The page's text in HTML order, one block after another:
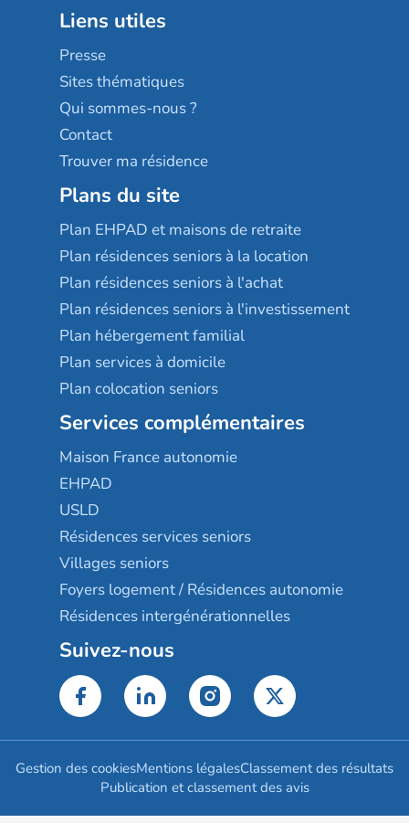
Les villages d'or
Sérénys
Résidences services Villa Médicis
Liens utiles
Presse
Sites thématiques
Qui sommes-nous ?
Contact
Trouver ma résidence
Plans du site
Plan EHPAD et maisons de retraite
Plan résidences seniors à la location
Plan résidences seniors à l'achat
Plan résidences seniors à l'investissement
Plan hébergement familial
Plan services à domicile
Plan colocation seniors
Services complémentaires
Maison France autonomie
EHPAD
USLD
Résidences services seniors
Villages seniors
Foyers logement / Résidences autonomie
Résidences intergénérationnelles
Suivez-nous
Gestion des cookiesMentions légalesClassement des résultats
Publication et classement des avis